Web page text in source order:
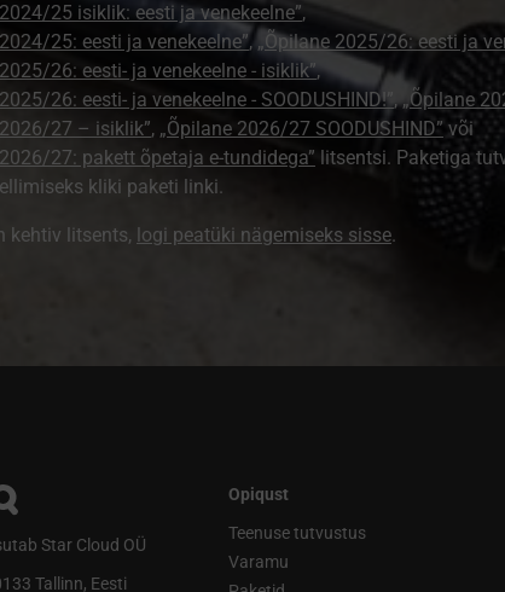
25 isiklik: eesti ja venekeelne”,
25: eesti ja venekeelne”, „Õpilane 2025/26: eesti ja
26: eesti- ja venekeelne - isiklik”,
26: eesti- ja venekeelne - SOODUSHIND!”,„Õpilane
27 – isiklik”, „Õpilane 2026/27 SOODUSHIND” või
27: pakett õpetaja e-tundidega” litsentsi. Paketiga
kliki paketi linki.
kehtiv litsents, logi peatüki nägemiseks sisse.
Star Cloud OÜ
Tallinn, Eesti
Opiqust
Teenuse tutvustus
Varamu